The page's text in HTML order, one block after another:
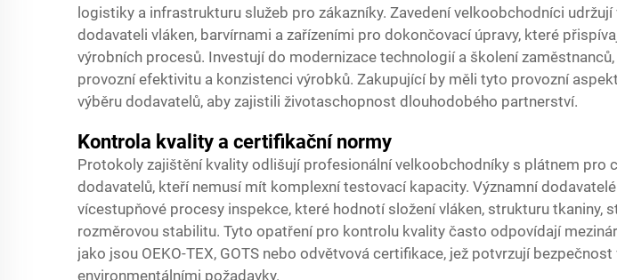
logistiky a infrastrukturu služeb pro zákazníky. Zavedení velkoobchodníci udržují
dodavateli vláken, barvírnami a zařízeními pro dokončovací úpravy, které
výrobních procesů. Investují do modernizace technologií a školení
provozní efektivitu a konzistenci výrobků. Zakupující by měli tyto provozní
výběru dodavatelů, aby zajistili životaschopnost dlouhodobého partnerství.
Kontrola kvality a certifikační normy
Protokoly zajištění kvality odlišují profesionální velkoobchodníky s plátnem pro
dodavatelů, kteří nemusí mít komplexní testovací kapacity. Významní
vícestupňové procesy inspekce, které hodnotí složení vláken, strukturu tkaniny,
rozměrovou stabilitu. Tyto opatření pro kontrolu kvality často odpovídají
jako jsou OEKO-TEX, GOTS nebo odvětvová certifikace, jež potvrzují
environmentálními požadavky.